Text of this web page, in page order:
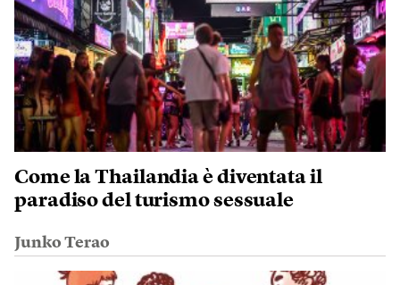
Come la Thailandia è diventata il
paradiso del turismo sessuale
Junko Terao